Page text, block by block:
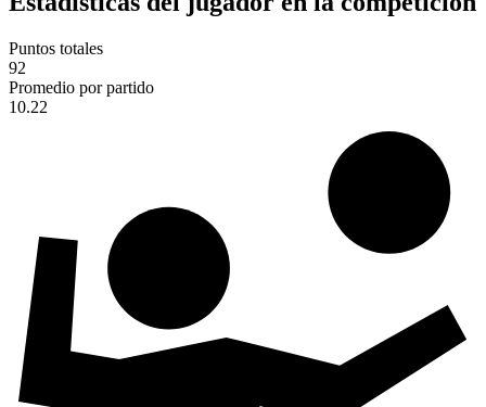
Puntos totales
92
Promedio por partido
10.22